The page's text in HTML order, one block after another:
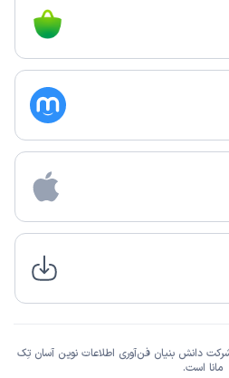
دانش بنیان فن‌آوری اطلاعات نوین آسان تِک
مانا است.